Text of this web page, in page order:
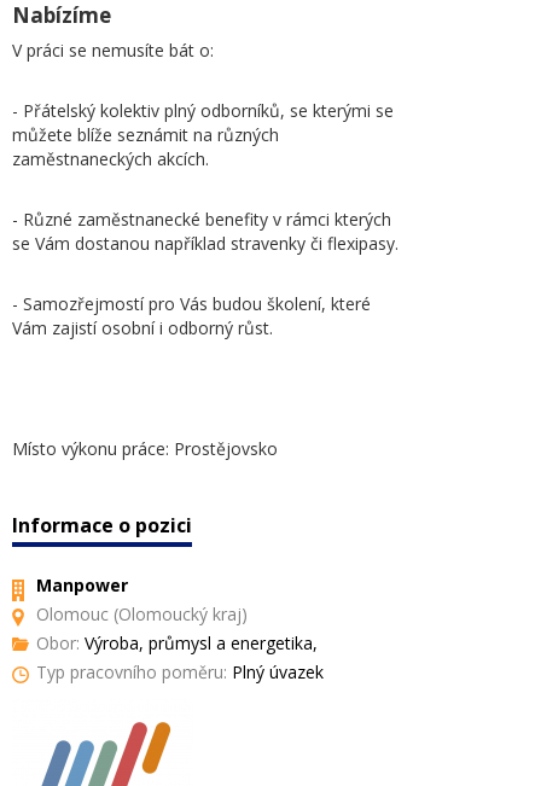
Nabízíme
V práci se nemusíte bát o:
- Přátelský kolektiv plný odborníků, se kterými se
můžete blíže seznámit na různých
zaměstnaneckých akcích.
- Různé zaměstnanecké benefity v rámci kterých
se Vám dostanou například stravenky či flexipasy.
- Samozřejmostí pro Vás budou školení, které
Vám zajistí osobní i odborný růst.
Místo výkonu práce: Prostějovsko
Informace o pozici
Manpower
Olomouc (Olomoucký kraj)
Obor: Výroba, průmysl a energetika,
Typ pracovního poměru: Plný úvazek